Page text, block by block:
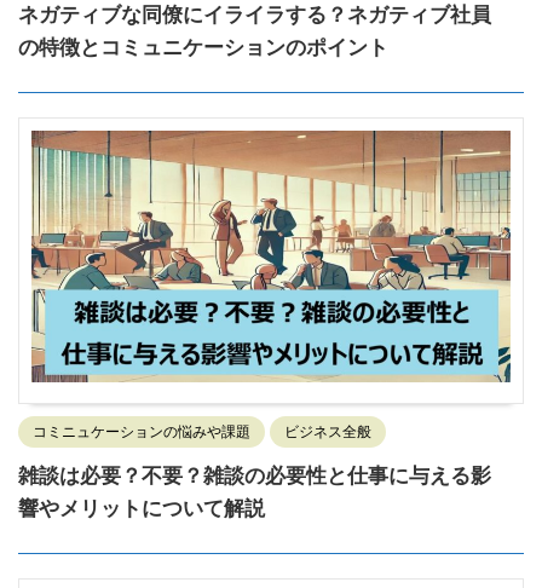
ネガティブな同僚にイライラする？ネガティブ社員
の特徴とコミュニケーションのポイント
コミニュケーションの悩みや課題 ビジネス全般
雑談は必要？不要？雑談の必要性と仕事に与える影
響やメリットについて解説